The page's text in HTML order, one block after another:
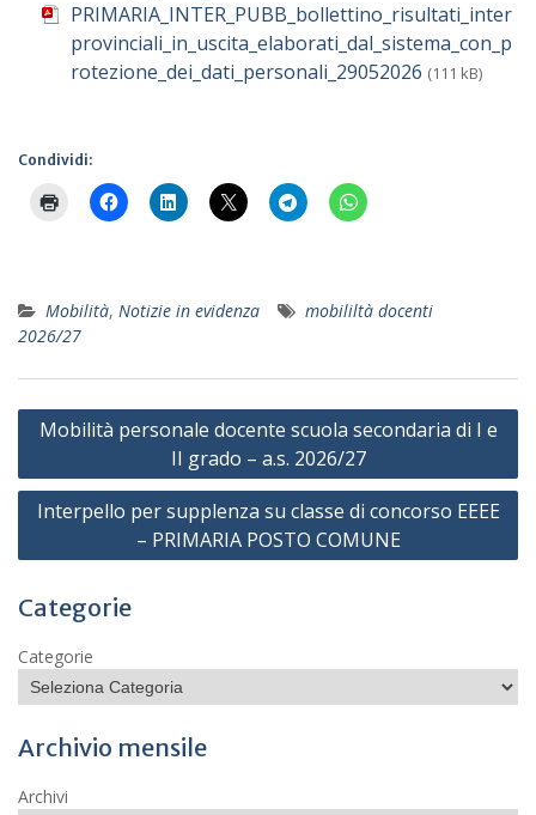
PRIMARIA_INTER_PUBB_bollettino_risultati_inter
provinciali_in_uscita_elaborati_dal_sistema_con_p
rotezione_dei_dati_personali_29052026 (111 kB)
Condividi:
Mobilità, Notizie in evidenza
mobililtà docenti
2026/27
Navigazione
Mobilità personale docente scuola secondaria di I e
II grado – a.s. 2026/27
Interpello per supplenza su classe di concorso EEEE
– PRIMARIA POSTO COMUNE
Categorie
Categorie
Archivio mensile
Archivi